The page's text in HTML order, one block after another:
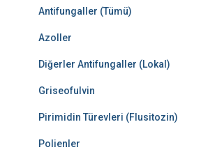
Antifungaller (Tümü)
Azoller
Diğerler Antifungaller (Lokal)
Griseofulvin
Pirimidin Türevleri (Flusitozin)
Polienler